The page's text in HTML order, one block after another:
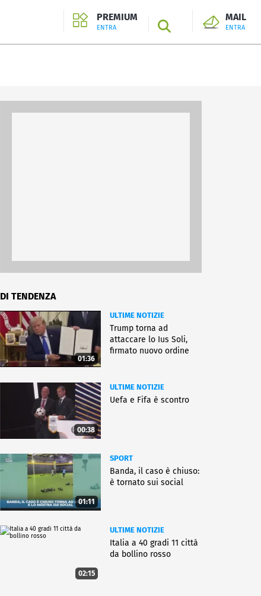
PREMIUM
ENTRA SEARCH
MAIL
ENTRA
DI TENDENZA
01:36
ULTIME NOTIZIE
Trump torna ad
attaccare lo Ius Soli,
firmato nuovo ordine
00:38
ULTIME NOTIZIE
Uefa e Fifa è scontro
01:11
SPORT
Banda, il caso è chiuso:
è tornato sui social
02:15
ULTIME NOTIZIE
Italia a 40 gradi 11 città
da bollino rosso